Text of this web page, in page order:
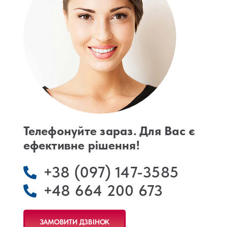
Телефонуйте зараз. Для Вас є
ефективне рішення!
+38 (097) 147-3585
+48 664 200 673
ЗАМОВИТИ ДЗВІНОК